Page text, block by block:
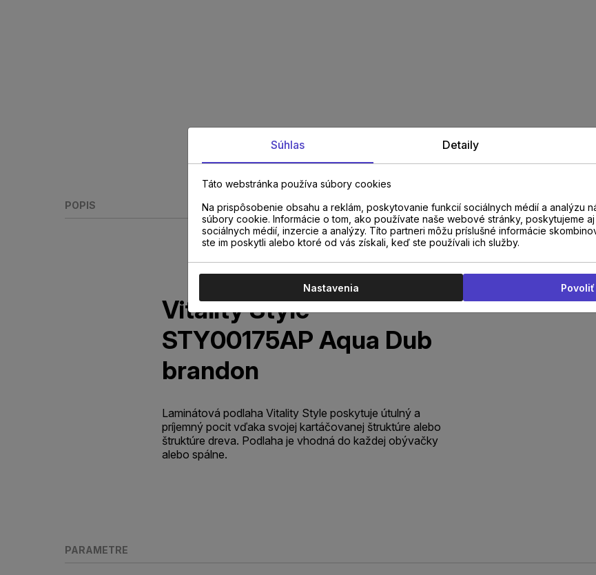
POPIS
Vitality Style
STY00175AP Aqua Dub
brandon
Laminátová podlaha Vitality Style poskytuje útulný a
príjemný pocit vďaka svojej kartáčovanej štruktúre alebo
štruktúre dreva. Podlaha je vhodná do každej obývačky
alebo spálne.
PARAMETRE
Súhlas Detaily
Táto webstránka používa súbory cookies
Na prispôsobenie obsahu a reklám, poskytovanie funkcií sociálnych médií a analýzu
súbory cookie. Informácie o tom, ako používate naše webové stránky, poskytujeme
sociálnych médií, inzercie a analýzy. Títo partneri môžu príslušné informácie
ste im poskytli alebo ktoré od vás získali, keď ste používali ich služby.
Nastavenia